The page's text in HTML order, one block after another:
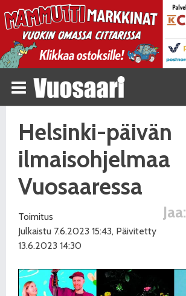
Helsinki-päivän
ilmaisohjelmaa
Vuosaaressa
Jaa:
Toimitus
Julkaistu 7.6.2023 15:43, Päivitetty
13.6.2023 14:30